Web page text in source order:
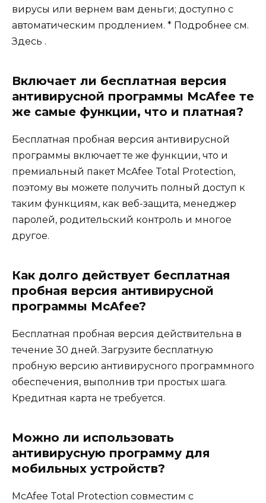
вирусы или вернем вам деньги; доступно с
автоматическим продлением. * Подробнее см.
Здесь .
Включает ли бесплатная версия
антивирусной программы McAfee те
же самые функции, что и платная?
Бесплатная пробная версия антивирусной
программы включает те же функции, что и
премиальный пакет McAfee Total Protection,
поэтому вы можете получить полный доступ к
таким функциям, как веб-защита, менеджер
паролей, родительский контроль и многое
другое.
Как долго действует бесплатная
пробная версия антивирусной
программы McAfee?
Бесплатная пробная версия действительна в
течение 30 дней. Загрузите бесплатную
пробную версию антивирусного программного
обеспечения, выполнив три простых шага.
Кредитная карта не требуется.
Можно ли использовать
антивирусную программу для
мобильных устройств?
McAfee Total Protection совместим с